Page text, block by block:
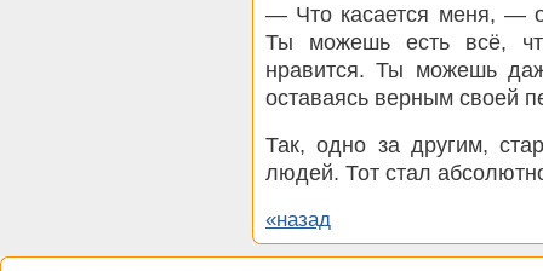
— Что касается меня, —
Ты можешь есть всё,
нравится. Ты можешь
оставаясь верным своей
Так, одно за другим,
людей. Тот стал
«назад